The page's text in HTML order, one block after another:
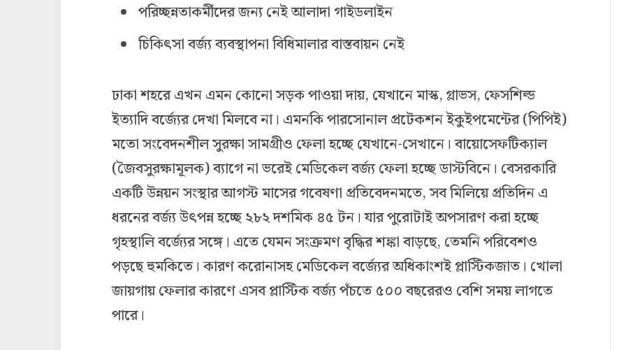
পরিচ্ছন্নতাকর্মীদের জন্য নেই আলাদা গাইডলাইন
চিকিৎসা বর্জ্য ব্যবস্থাপনা বিধিমালার বাস্তবায়ন নেই
ঢাকা শহরে এখন এমন কোনো সড়ক পাওয়া দায়, যেখানে মাস্ক, গ্লাভস, ফেসশিল্ড
ইত্যাদি বর্জ্যের দেখা মিলবে না। এমনকি পারসোনাল প্রটেকশন ইকুইপমেন্টের (পিপিই)
মতো সংবেদনশীল সুরক্ষা সামগ্রীও ফেলা হচ্ছে যেখানে-সেখানে। বায়োসেফটিক্যাল
(জৈবসুরক্ষামূলক) ব্যাগে না ভরেই মেডিকেল বর্জ্য ফেলা হচ্ছে ডাস্টবিনে। বেসরকারি
একটি উন্নয়ন সংস্থার আগস্ট মাসের গবেষণা প্রতিবেদনমতে, সব মিলিয়ে প্রতিদিন এ
ধরনের বর্জ্য উৎপন্ন হচ্ছে ২৮২ দশমিক ৪৫ টন। যার পুরোটাই অপসারণ করা হচ্ছে
গৃহস্থালি বর্জ্যের সঙ্গে। এতে যেমন সংক্রমণ বৃদ্ধির শঙ্কা বাড়ছে, তেমনি পরিবেশও
পড়ছে হুমকিতে। কারণ করোনাসহ মেডিকেল বর্জ্যের অধিকাংশই প্লাস্টিকজাত। খোলা
জায়গায় ফেলার কারণে এসব প্লাস্টিক বর্জ্য পঁচতে ৫০০ বছরেরও বেশি সময় লাগতে
পারে।